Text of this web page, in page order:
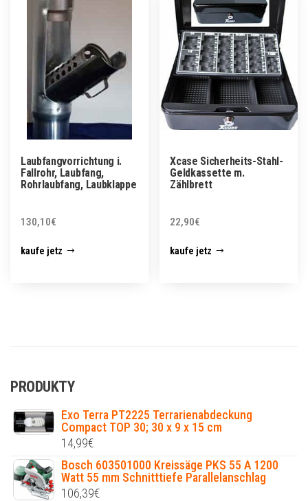
Laubfangvorrichtung i.
Fallrohr, Laubfang,
Rohrlaubfang, Laubklappe
130,10€
kaufe jetz
Xcase Sicherheits-Stahl-
Geldkassette m.
Zählbrett
22,90€
kaufe jetz
PRODUKTY
Exo Terra PT2225 Terrarienabdeckung
Compact TOP 30; 30 x 9 x 15 cm
14,99€
Bosch 603501000 Kreissäge PKS 55 A 1200
Watt 55 mm Schnitttiefe Parallelanschlag
106,39€